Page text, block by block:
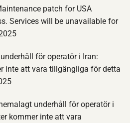
patch for USA
Services will be unavailable for
för operatör i Iran:
inte att vara tillgängliga för detta
underhåll för operatör i
kommer inte att vara